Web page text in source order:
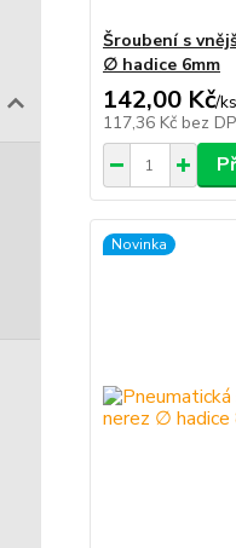
Šroubení s
∅ hadice 6mm
142,00 Kč/ks
117,36 Kč bez
Novinka